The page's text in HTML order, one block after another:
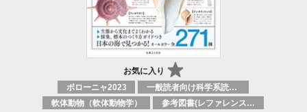
お気に入り
ボローニャ2023
一般読者向け科学系読み物
軟体動物（軟体動物学）
参考図書(レファレンスブック)